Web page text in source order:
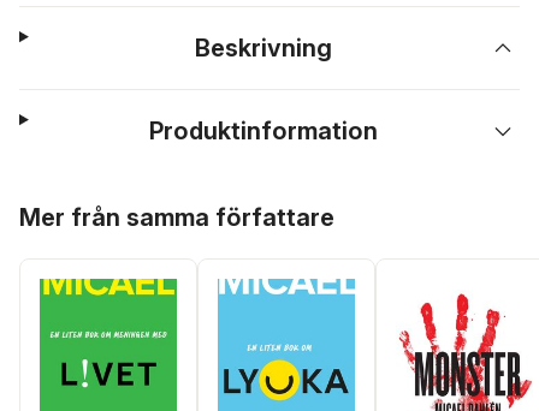
Beskrivning
Produktinformation
Mer från samma författare